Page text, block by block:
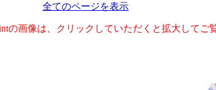
全てのページを表示
の画像は、クリックしていただくと拡大してご